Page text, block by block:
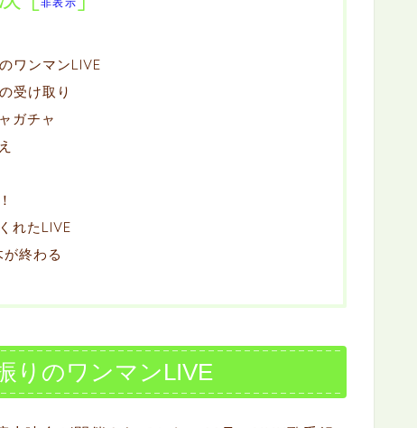
ワンマンLIVE
受け取り
ガチャ
れたLIVE
終わる
りのワンマンLIVE